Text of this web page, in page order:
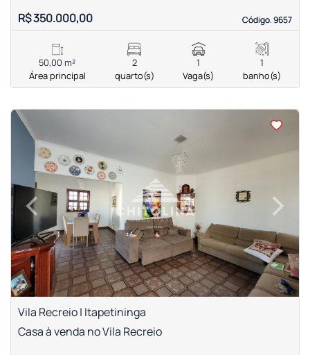
Código. 9657
Código. 9657
R$ 350.000,00
50,00 m²
Área principal
2
quarto(s)
1
Vaga(s)
1
banho(s)
<<
‹Previous ›
Next
Vila Recreio | Itapetininga
Casa à venda no Vila Recreio